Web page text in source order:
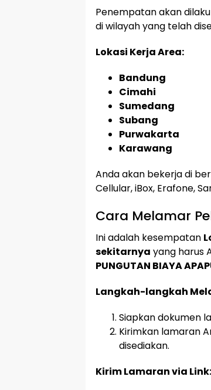
Penempatan akan
di wilayah yang telah
Lokasi Kerja Area:
Bandung
Cimahi
Sumedang
Subang
Purwakarta
Karawang
Anda akan bekerja di
Cellular, iBox, Erafone,
Cara Melamar
Ini adalah kesempatan
sekitarnya yang harus
PUNGUTAN BIAYA
Langkah-langkah
Siapkan dokumen
Kirimkan lamaran
disediakan.
Kirim Lamaran via Link: